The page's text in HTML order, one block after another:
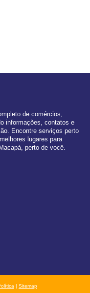
de comércios,
informações, contatos e
Encontre serviços perto
lugares para
perto de você.
| Sitemap